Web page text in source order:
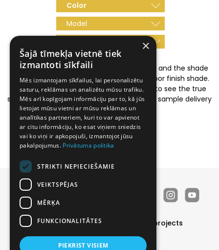
Color
Model
The specified door shades are informative and the shade
seen on the screen may differ from the door finish shade.
We invite you to visit a Prodex showroom to see the true
shade of the door in person or require color sample delivery
Doors Offer of the month
Finished projects
×
Šajā tīmekļa vietnē tiek
izmantoti sīkfaili
Mēs izmantojam sīkfailus, lai personalizētu
saturu, reklāmas un analizētu mūsu trafiku.
Mēs arī kopīgojam informāciju par to, kā jūs
lietojat mūsu vietni ar mūsu reklāmas un
analītikas partneriem, kuri to var apvienot
ar citu informāciju, ko esat viņiem sniedzis
vai ko viņi ir apkopojuši, izmantojot jūsu
pakalpojumus. Privātuma politika
STRIKTI NEPIECIEŠAMIE
VEIKTSPĒJAS
MĒRĶA
FUNKCIONALITĀTES
PIEKRIST VISIEM